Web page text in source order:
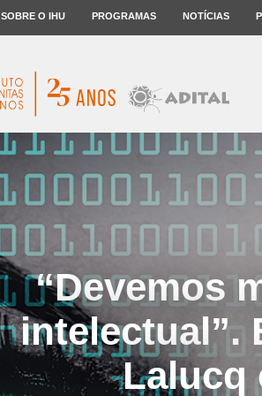
SOBRE O IHU PROGRAMAS NOTÍCIAS
“Devemos
intelectual”.
Lalucq